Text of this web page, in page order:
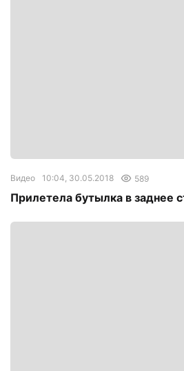
Видео 10:04, 30.05.2018 589
Прилетела бутылка в заднее